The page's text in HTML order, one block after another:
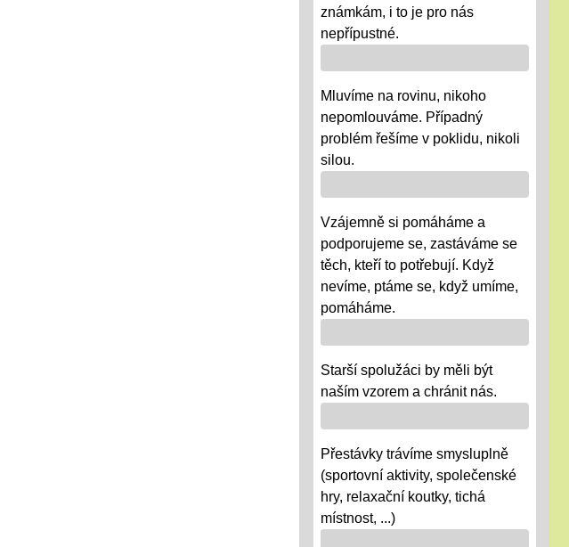
známkám, i to je pro nás
nepřípustné.
Mluvíme na rovinu, nikoho
nepomlouváme. Případný
problém řešíme v poklidu, nikoli
silou.
Vzájemně si pomáháme a
podporujeme se, zastáváme se
těch, kteří to potřebují. Když
nevíme, ptáme se, když umíme,
pomáháme.
Starší spolužáci by měli být
naším vzorem a chránit nás.
Přestávky trávíme smysluplně
(sportovní aktivity, společenské
hry, relaxační koutky, tichá
místnost, ...)